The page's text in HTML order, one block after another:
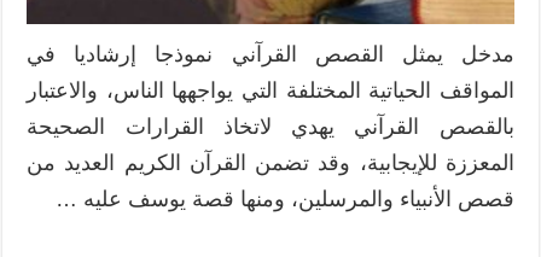
مغلقة
مدخل يمثل القصص القرآني نموذجا إرشاديا في
المواقف الحياتية المختلفة التي يواجهها الناس، والاعتبار
بالقصص القرآني يهدي لاتخاذ القرارات الصحيحة
المعززة للإيجابية، وقد تضمن القرآن الكريم العديد من
قصص الأنبياء والمرسلين، ومنها قصة يوسف عليه …